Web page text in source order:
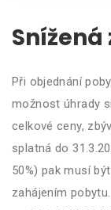
Při objednání
možnost úhrady
celkové ceny,
splatná do
50%) pak musí
zahájením